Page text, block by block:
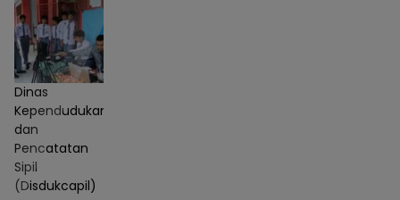
Dinas
Kependudukan
dan
Pencatatan
Sipil
(Disdukcapil)